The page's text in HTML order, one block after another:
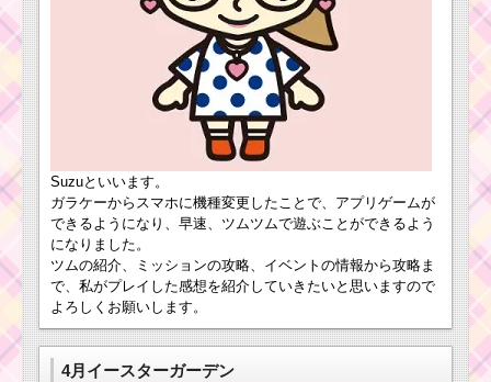
ト
ル
ーパーの使い方とスキ
ツ
ツムツムキャラクタ
ー！ホーンハットミッ
キーの基礎情報とスキ
ル画像･高得点をだすに
は？
ツムツムキャラクタ
ー！白雪姫の基礎情報
だすには？
ツムツム！ビッ
グバッドウルフ
ル動画｜ボムを
巻き込む右端消
Suzuといいます。
ガラケーからスマホに機種変更したことで、アプリゲームが
できるようになり、早速、ツムツムで遊ぶことができるよう
になりました。
ツムの紹介、ミッションの攻略、イベントの情報から攻略ま
で、私がプレイした感想を紹介していきたいと思いますので
よろしくお願いします。
4月イースターガーデン